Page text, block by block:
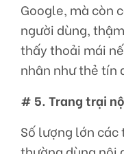
Google, mà còn
người dùng,
thấy thoải mái
nhân như thẻ tín
# 5. Trang trại
Số lượng lớn